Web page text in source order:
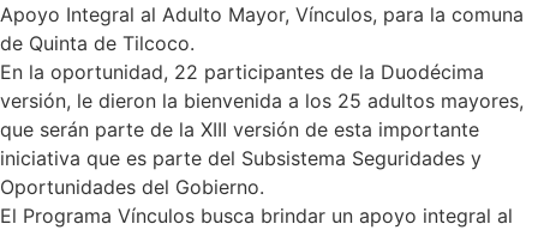
Apoyo Integral al Adulto Mayor, Vínculos, para la comuna
de Quinta de Tilcoco.
En la oportunidad, 22 participantes de la Duodécima
versión, le dieron la bienvenida a los 25 adultos mayores,
que serán parte de la XIII versión de esta importante
iniciativa que es parte del Subsistema Seguridades y
Oportunidades del Gobierno.
El Programa Vínculos busca brindar un apoyo integral al